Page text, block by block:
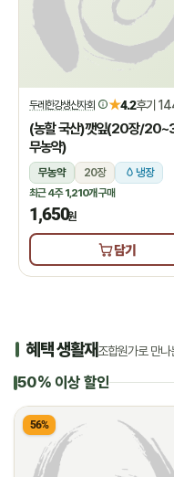
두레한강생산자회 ★4.2후기
(농할 국산)깻잎(20장/
무농약)
무농약 20장 냉장
최근 4주1,210개 구매
1,650원
담기
혜택 생활재조합원가로 만
50% 이상 할인
56%